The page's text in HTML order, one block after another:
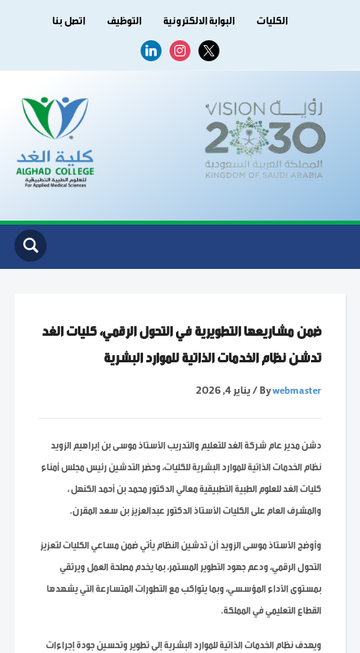
الكليات البوابة الالكترونية التوظيف اتصل بنا
x
instagram
linkedin
ضمن مشاريعها التطويرية في التحول الرقمي، كليات الغد
تدشن نظام الخدمات الذاتية للموارد البشرية
Bywebmaster
/يناير 4, 2026
دشن مدير عام شركة الغد للتعليم والتدريب الأستاذ موسى بن إبراهيم الزويد
نظام الخدمات الذاتية للموارد البشرية للكليات، وحضر التدشين رئيس مجلس أمناء
كليات الغد للعلوم الطبية التطبيقية معالي الدكتور محمد بن أحمد الكنهل ،
والمشرف العام على الكليات الأستاذ الدكتور عبدالعزيز بن سعد المقرن.
وأوضح الأستاذ موسى الزويد أن تدشين النظام يأتي ضمن مساعي الكليات لتعزيز
التحول الرقمي، ودعم جهود التطوير المستمر، بما يخدم مصلحة العمل ويرتقي
بمستوى الأداء المؤسسي، وبما يتواكب مع التطورات المتسارعة التي يشهدها
القطاع التعليمي في المملكة.
ويهدف نظام الخدمات الذاتية للموارد البشرية إلى تطوير وتحسين جودة إجراءات